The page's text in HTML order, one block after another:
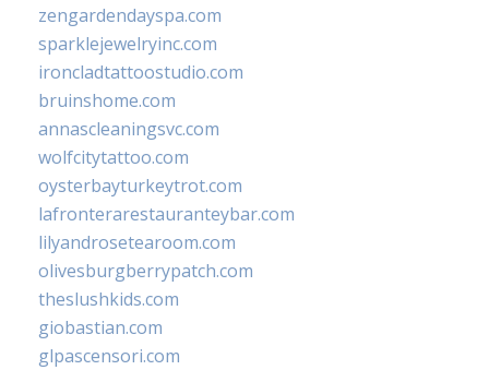
zengardendayspa.com
sparklejewelryinc.com
ironcladtattoostudio.com
bruinshome.com
annascleaningsvc.com
wolfcitytattoo.com
oysterbayturkeytrot.com
lafronterarestauranteybar.com
lilyandrosetearoom.com
olivesburgberrypatch.com
theslushkids.com
giobastian.com
glpascensori.com